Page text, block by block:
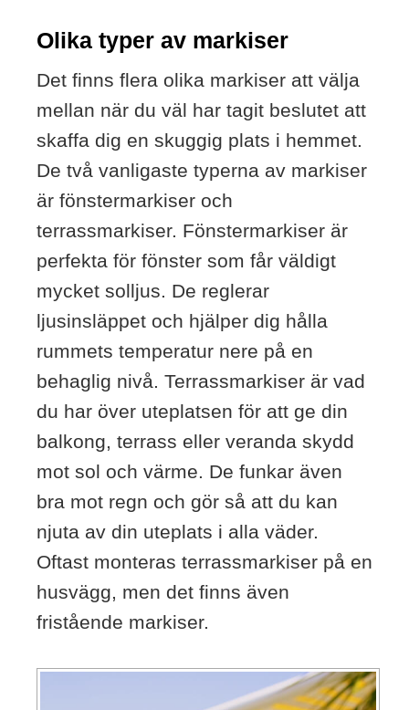
Olika typer av markiser
Det finns flera olika markiser att välja
mellan när du väl har tagit beslutet att
skaffa dig en skuggig plats i hemmet.
De två vanligaste typerna av markiser
är fönstermarkiser och
terrassmarkiser. Fönstermarkiser är
perfekta för fönster som får väldigt
mycket solljus. De reglerar
ljusinsläppet och hjälper dig hålla
rummets temperatur nere på en
behaglig nivå. Terrassmarkiser är vad
du har över uteplatsen för att ge din
balkong, terrass eller veranda skydd
mot sol och värme. De funkar även
bra mot regn och gör så att du kan
njuta av din uteplats i alla väder.
Oftast monteras terrassmarkiser på en
husvägg, men det finns även
fristående markiser.